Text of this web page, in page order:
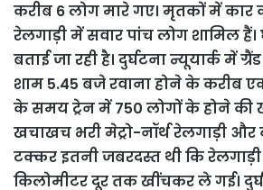
करीब 6 लोग मारे गए। मृतकों में
रेलगाड़ी में सवार पांच लोग शामिल हैं।
बताई जा रही है। दुर्घटना न्यूयार्क में
शाम 5.45 बजे रवाना होने के करीब
के समय ट्रेन में 750 लोगों के होने की
खचाखच भरी मेट्रो-नॉर्थ रेलगाड़ी
टक्कर इतनी जबरदस्त थी कि
किलोमीटर दूर तक खींचकर ले गई।